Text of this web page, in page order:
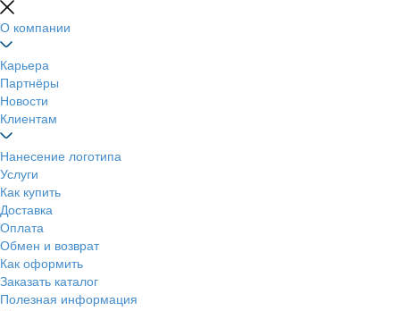
О компании
Карьера
Партнёры
Новости
Клиентам
Нанесение логотипа
Услуги
Как купить
Доставка
Оплата
Обмен и возврат
Как оформить
Заказать каталог
Полезная информация